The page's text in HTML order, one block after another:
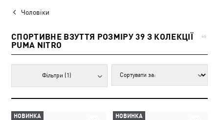
Чоловіки
СПОРТИВНЕ ВЗУТТЯ РОЗМІРУ 39 З КОЛЕКЦІЇ
PUMA NITRO
46
Фільтри (1)
НОВИНКА НОВИНКА